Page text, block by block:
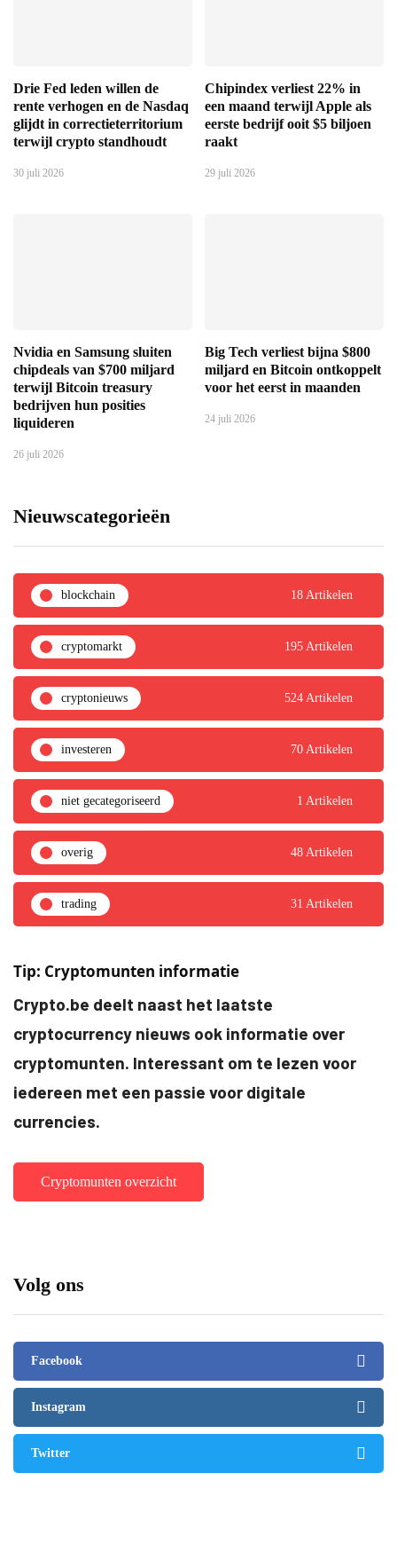
Drie Fed leden willen de
rente verhogen en de Nasdaq
glijdt in correctieterritorium
terwijl crypto standhoudt
30 juli 2026
Chipindex verliest 22% in
een maand terwijl Apple als
eerste bedrijf ooit $5 biljoen
raakt
29 juli 2026
Nvidia en Samsung sluiten
chipdeals van $700 miljard
terwijl Bitcoin treasury
bedrijven hun posities
liquideren
26 juli 2026
Big Tech verliest bijna $800
miljard en Bitcoin ontkoppelt
voor het eerst in maanden
24 juli 2026
Nieuwscategorieën
blockchain 18 Artikelen
cryptomarkt 195 Artikelen
cryptonieuws 524 Artikelen
investeren 70 Artikelen
niet gecategoriseerd 1 Artikelen
overig 48 Artikelen
trading 31 Artikelen
Tip: Cryptomunten informatie
Crypto.be deelt naast het laatste
cryptocurrency nieuws ook informatie over
cryptomunten. Interessant om te lezen voor
iedereen met een passie voor digitale
currencies.
Cryptomunten overzicht
Volg ons
Facebook
Instagram
Twitter